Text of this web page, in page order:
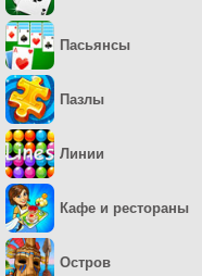
Пасьянсы
Пазлы
Линии
Кафе и рестораны
Остров